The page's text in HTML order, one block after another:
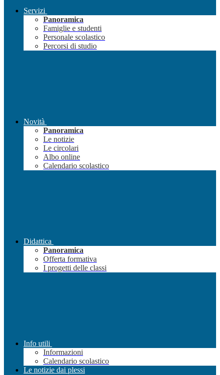
Servizi
Panoramica
Famiglie e studenti
Personale scolastico
Percorsi di studio
Novità
Panoramica
Le notizie
Le circolari
Albo online
Calendario scolastico
Didattica
Panoramica
Offerta formativa
I progetti delle classi
Info utili
Informazioni
Calendario scolastico
Le notizie dai plessi